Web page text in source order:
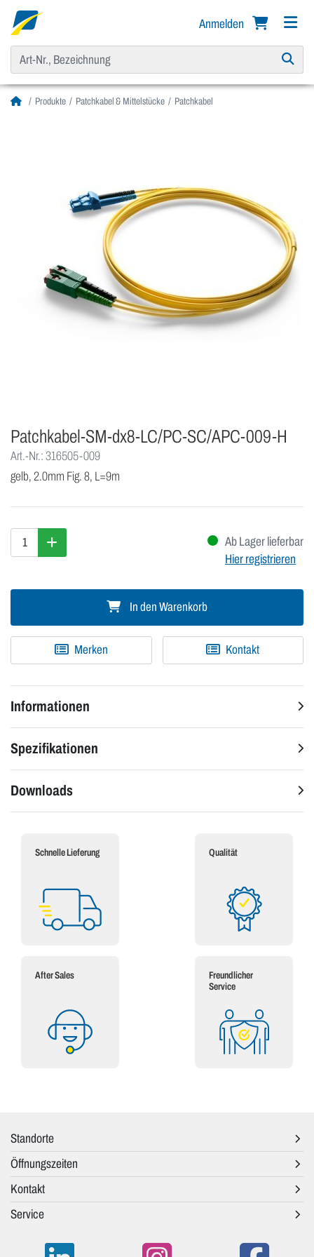
Anmelden
Produkte Patchkabel & Mittelstücke Patchkabel
Patchkabel-SM-dx8-LC/PC-SC/APC-009-H
Art.-Nr.: 316505-009
gelb, 2.0mm Fig. 8, L=9m
Ab Lager lieferbar
Hier registrieren
In den Warenkorb
Merken Kontakt
Informationen
Spezifikationen
Downloads
Schnelle Lieferung Qualität
After Sales
Freundlicher
Service
Standorte
Öffnungszeiten
Kontakt
Service